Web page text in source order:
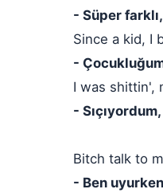
- Süper
Since a kid, I
-
I was shittin',
-
Bitch talk to
- Ben